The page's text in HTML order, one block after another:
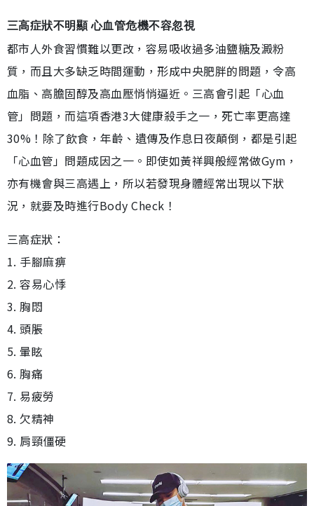
三高症狀不明顯 心血管危機不容忽視
都市人外食習慣難以更改，容易吸收過多油鹽糖及澱粉
質，而且大多缺乏時間運動，形成中央肥胖的問題，令高
血脂、高膽固醇及高血壓悄悄逼近。三高會引起「心血
管」問題，而這項香港3大健康殺手之一，死亡率更高達
30%！除了飲食，年齡、遺傳及作息日夜顛倒，都是引起
「心血管」問題成因之一。即使如黃祥興般經常做Gym，
亦有機會與三高遇上，所以若發現身體經常出現以下狀
況，就要及時進行Body Check！
三高症狀：
1. 手腳麻痹
2. 容易心悸
3. 胸悶
4. 頭脹
5. 暈眩
6. 胸痛
7. 易疲勞
8. 欠精神
9. 肩頸僵硬